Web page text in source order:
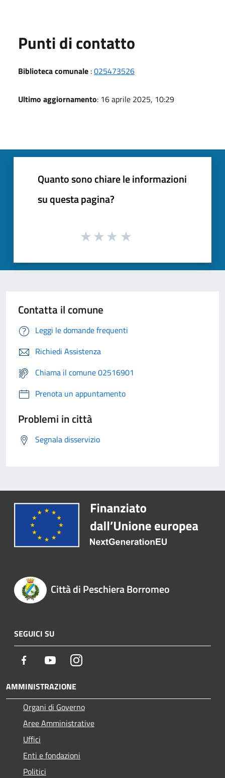
Punti di contatto
Biblioteca comunale :025473526
Ultimo aggiornamento: 16 aprile 2025, 10:29
Quanto sono chiare le informazioni
su questa pagina?
Contatta il comune
Leggi le domande frequenti
Richiedi Assistenza
Chiama il comune 02516901
Prenota un appuntamento
Problemi in città
Segnala disservizio
Città di Peschiera Borromeo
SEGUICI SU
Facebook YoutubeInstagram
AMMINISTRAZIONE
Organi di Governo
Aree Amministrative
Uffici
Enti e fondazioni
Politici